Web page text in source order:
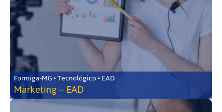
Formiga-MG • Tecnológico • EAD
Marketing – EAD